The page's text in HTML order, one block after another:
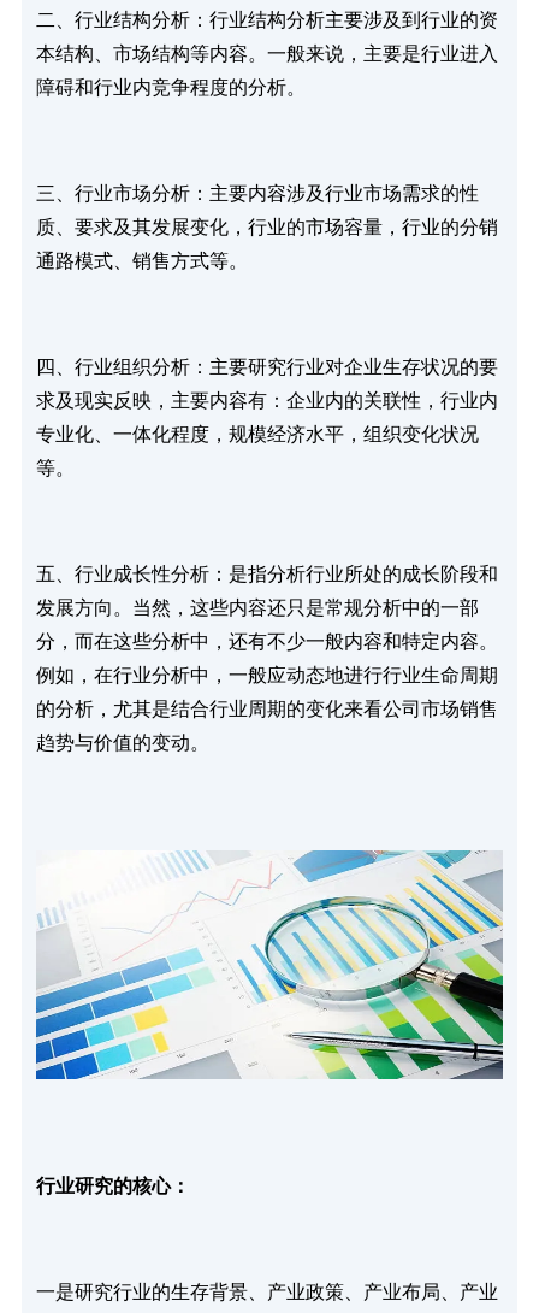
二、行业结构分析：行业结构分析主要涉及到行业的资
本结构、市场结构等内容。一般来说，主要是行业进入
障碍和行业内竞争程度的分析。
三、行业市场分析：主要内容涉及行业市场需求的性
质、要求及其发展变化，行业的市场容量，行业的分销
通路模式、销售方式等。
四、行业组织分析：主要研究行业对企业生存状况的要
求及现实反映，主要内容有：企业内的关联性，行业内
专业化、一体化程度，规模经济水平，组织变化状况
等。
五、行业成长性分析：是指分析行业所处的成长阶段和
发展方向。当然，这些内容还只是常规分析中的一部
分，而在这些分析中，还有不少一般内容和特定内容。
例如，在行业分析中，一般应动态地进行行业生命周期
的分析，尤其是结合行业周期的变化来看公司市场销售
趋势与价值的变动。
行业研究的核心：
一是研究行业的生存背景、产业政策、产业布局、产业